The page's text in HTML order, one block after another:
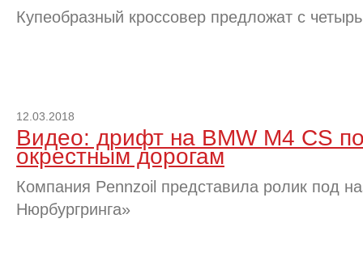
Купеобразный кроссовер предложат с
12.03.2018
Видео: дрифт на BMW M4 CS
окрестным дорогам
Компания Pennzoil представила ролик под
Нюрбургринга»